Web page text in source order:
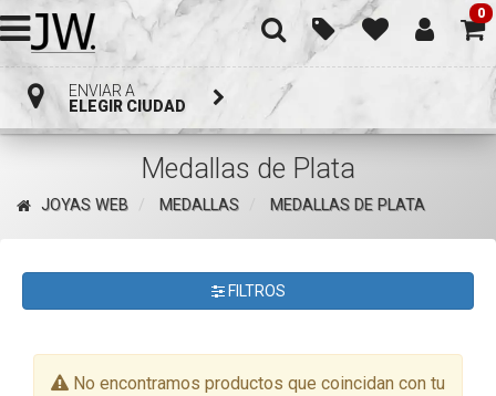
0
ENVIAR A
ELEGIR CIUDAD
Medallas de Plata
JOYAS WEB MEDALLAS MEDALLAS DE PLATA
FILTROS
No encontramos productos que coincidan con tu